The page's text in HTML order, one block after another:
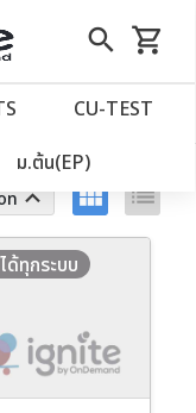
close
search
Skip
to
shopping_cart
รถเข็น
CU‑TEST
ม.ต้น(EP)
ล้างทั้งหมด
keyboard_arrow_up view_module list
ด้ทุกระบบ